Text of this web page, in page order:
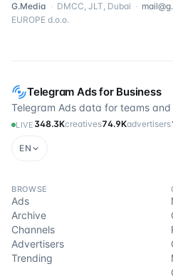
Telegram Ads for Business
Telegram Ads data for teams
LIVE 348.3Kcreatives74.9Kadvertisers
EN
BROWSE
Ads
Archive
Channels
Advertisers
Trending
G.Media · DMCC, JLT, Dubai ·
EUROPE d.o.o.